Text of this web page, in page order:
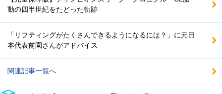
動の四半世紀をたどった軌跡
「リフティングがたくさんできるようになるには？」に元日
本代表前園さんがアドバイス
関連記事一覧へ